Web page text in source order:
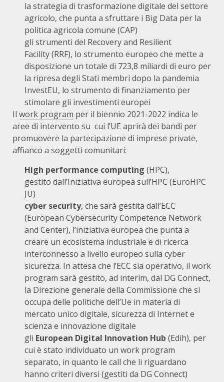
la strategia di trasformazione digitale del settore
agricolo, che punta a sfruttare i Big Data per la
politica agricola comune (CAP)
gli strumenti del Recovery and Resilient
Facility (RRF), lo strumento europeo che mette a
disposizione un totale di 723,8 miliardi di euro per
la ripresa degli Stati membri dopo la pandemia
InvestEU, lo strumento di finanziamento per
stimolare gli investimenti europei
Il work program per il biennio 2021-2022 indica le
aree di intervento su cui l’UE aprirà dei bandi per
promuovere la partecipazione di imprese private,
affianco a soggetti comunitari:
High performance computing (HPC),
gestito dall’Iniziativa europea sull’HPC (EuroHPC
JU)
cyber security, che sarà gestita dall’ECC
(European Cybersecurity Competence Network
and Center), l’iniziativa europea che punta a
creare un ecosistema industriale e di ricerca
interconnesso a livello europeo sulla cyber
sicurezza. In attesa che l’ECC sia operativo, il work
program sarà gestito, ad interim, dal DG Connect,
la Direzione generale della Commissione che si
occupa delle politiche dell’Ue in materia di
mercato unico digitale, sicurezza di Internet e
scienza e innovazione digitale
gli European Digital Innovation Hub (Edih), per
cui è stato individuato un work program
separato, in quanto le call che li riguardano
hanno criteri diversi (gestiti da DG Connect)